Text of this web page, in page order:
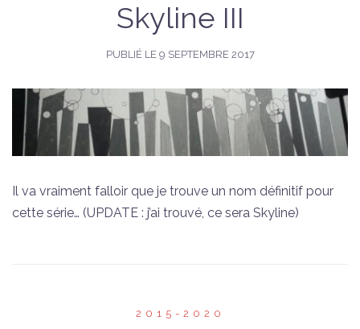
Skyline III
PUBLIÉ LE 9 SEPTEMBRE 2017
Il va vraiment falloir que je trouve un nom définitif pour
cette série… (UPDATE : j’ai trouvé, ce sera Skyline)
2015-2020